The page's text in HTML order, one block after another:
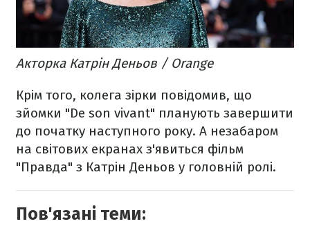
Акторка Катрін Деньов / Orange
Крім того, колега зірки повідомив, що
зйомки "De son vivant" планують завершити
до початку наступного року. А незабаром
на світових екранах з'явиться фільм
"Правда" з Катрін Деньов у головній ролі.
Пов'язані теми: